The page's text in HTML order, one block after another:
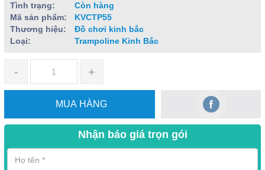
Tình trạng:
Còn hàng
Mã sản phẩm:
KVCTP55
Thương hiệu:
Đồ chơi kinh bắc
Loại:
Trampoline Kinh Bắc
- +
MUA HÀNG
Nhận báo giá trọn gói